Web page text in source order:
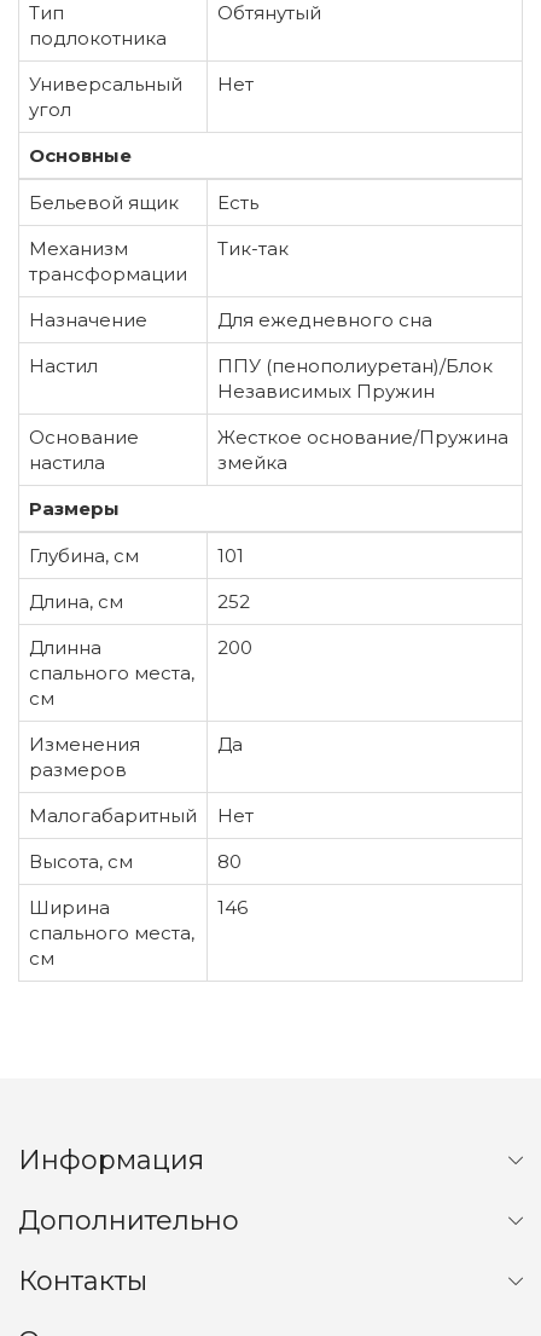
Тип
подлокотника
Обтянутый
Универсальный
угол
Нет
Основные
Бельевой ящик
Есть
Механизм
трансформации
Тик-так
Назначение
Для ежедневного сна
Настил
ППУ (пенополиуретан)/Блок
Независимых Пружин
Основание
настила
Жесткое основание/Пружина
змейка
Размеры
Глубина, см
101
Длина, см
252
Длинна
спального места,
см
200
Изменения
размеров
Да
Малогабаритный
Нет
Высота, см
80
Ширина
спального места,
см
146
Информация
Дополнительно
Контакты